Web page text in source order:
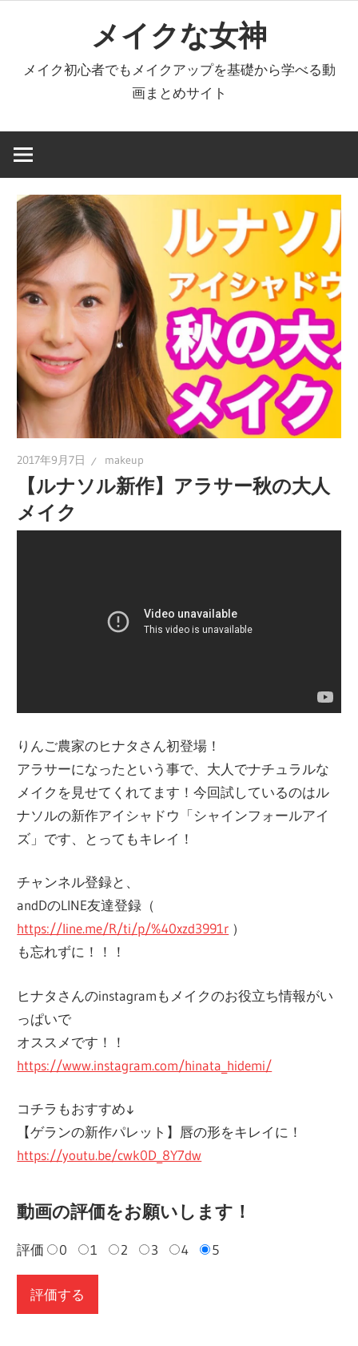
へ
キ
メイクな女神
メイク初心者でもメイクアップを基礎から学べる動
画まとめサイト
2017年9月7日 makeup
【ルナソル新作】アラサー秋の大人
メイク
りんご農家のヒナタさん初登場！
アラサーになったという事で、大人でナチュラルな
メイクを見せてくれてます！今回試しているのはル
ナソルの新作アイシャドウ「シャインフォールアイ
ズ」です、とってもキレイ！
チャンネル登録と、
andDのLINE友達登録（
https://line.me/R/ti/p/%40xzd3991r ）
も忘れずに！！！
ヒナタさんのinstagramもメイクのお役立ち情報がい
っぱいで
オススメです！！
https://www.instagram.com/hinata_hidemi/
コチラもおすすめ↓
【ゲランの新作パレット】唇の形をキレイに！
https://youtu.be/cwk0D_8Y7dw
動画の評価をお願いします！
評価 0 1 2 3 4 5